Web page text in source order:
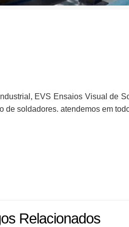
EVS Ensaios Visual de
soldadores. atendemos em
Relacionados